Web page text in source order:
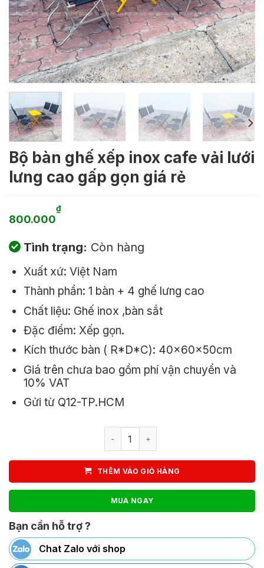
Bộ bàn ghế xếp inox cafe vải lưới
lưng cao gấp gọn giá rẻ
800.000
₫
Tình trạng: Còn hàng
Xuất xứ: Việt Nam
Thành phần: 1 bàn + 4 ghế lưng cao
Chất liệu: Ghế inox ,bàn sắt
Đặc điểm: Xếp gọn.
Kích thước bàn ( R*D*C): 40x60x50cm
Giá trên chưa bao gồm phí vận chuyển và
10% VAT
Gửi từ Q12-TP.HCM
THÊM VÀO GIỎ HÀNG
MUA NGAY
Bạn cần hỗ trợ ?
Chat Zalo với shop